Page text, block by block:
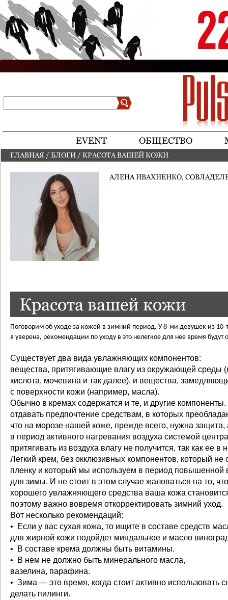
Jump to navigation
EVENT ОБЩЕСТВО
ВЫ ЗДЕСЬ
ГЛАВНАЯ / БЛОГИ / КРАСОТА ВАШЕЙ КОЖИ
АЛЕНА ИВАХНЕНКО,
Красота вашей кожи
Поговорим об уходе за кожей в зимний период. У 8‑ми девушек из
я уверена, рекомендации по уходу в это нелегкое для нее время будут
Существует два вида увлажняющих компонентов:
вещества, притягивающие влагу из окружающей среды
кислота, мочевина и так далее), и вещества,
с поверхности кожи (например, масла).
Обычно в кремах содержатся и те, и другие
отдавать предпочтение средствам, в которых
что на морозе нашей коже, прежде всего, нужна
в период активного нагревания воздуха системой
притягивать из воздуха влагу не получится, так как ее в
Легкий крем, без окклюзивных компонентов, который не
пленку и который мы используем в период повышенной
для зимы. И не стоит в этом случае жаловаться на то,
хорошего увлажняющего средства ваша кожа
поэтому важно вовремя откорректировать зимний уход.
Вот несколько рекомендаций:
• Если у вас сухая кожа, то ищите в составе средств
для жирной кожи подойдет миндальное и масло
• В составе крема должны быть витамины.
• В нем не должно быть минерального масла,
вазелина, парафина.
• Зима — это время, когда стоит активно использовать
делать пилинги.